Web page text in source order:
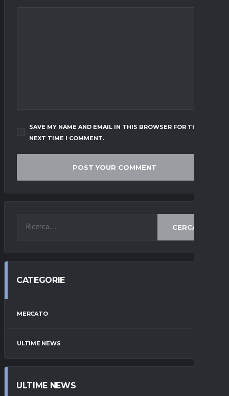
SAVE MY NAME AND EMAIL IN THIS BROWSER FOR THE
NEXT TIME I COMMENT.
CERCA
CATEGORIE
MERCATO
ULTIME NEWS
ULTIME NEWS